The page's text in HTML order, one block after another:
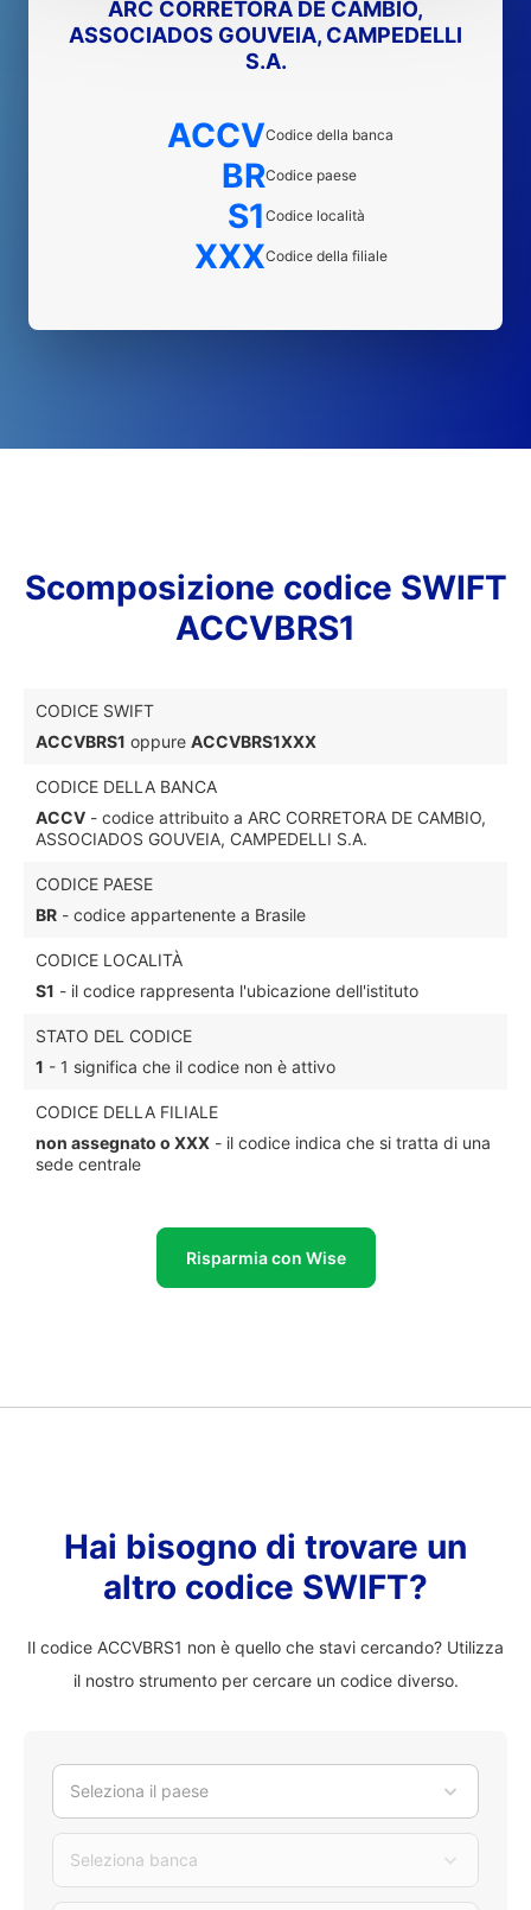
ARC CORRETORA DE CAMBIO,
ASSOCIADOS GOUVEIA, CAMPEDELLI
S.A.
ACCVCodice della banca
BRCodice paese
S1 Codice località
XXXCodice della filiale
Scomposizione codice SWIFT
ACCVBRS1
CODICE SWIFT
ACCVBRS1 oppure ACCVBRS1XXX
CODICE DELLA BANCA
ACCV - codice attribuito a ARC CORRETORA DE CAMBIO,
ASSOCIADOS GOUVEIA, CAMPEDELLI S.A.
CODICE PAESE
BR - codice appartenente a Brasile
CODICE LOCALITÀ
S1 - il codice rappresenta l'ubicazione dell'istituto
STATO DEL CODICE
1 - 1 significa che il codice non è attivo
CODICE DELLA FILIALE
non assegnato o XXX - il codice indica che si tratta di una
sede centrale
Risparmia con Wise
Hai bisogno di trovare un
altro codice SWIFT?
Il codice ACCVBRS1 non è quello che stavi cercando? Utilizza
il nostro strumento per cercare un codice diverso.
Seleziona il paese
Seleziona banca